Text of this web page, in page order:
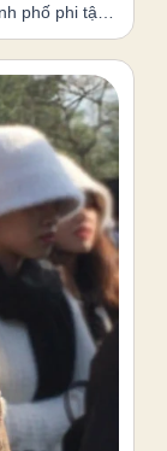
phố phi tập
nhiên và có